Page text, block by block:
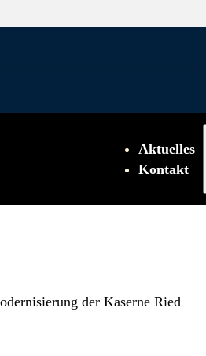
Aktuelles
Kontakt
der Kaserne Ried